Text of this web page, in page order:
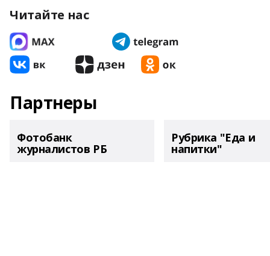
Читайте нас
Партнеры
Фотобанк
журналистов РБ
Рубрика "Еда и
напитки"